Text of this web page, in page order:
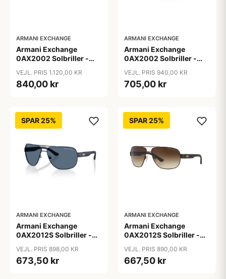
ARMANI EXCHANGE
Armani Exchange
0AX2002 Solbriller -
Polariserede Linser
VEJL. PRIS 1.120,00 KR
840,00 kr
ARMANI EXCHANGE
Armani Exchange
0AX2002 Solbriller -
VEJL. PRIS 940,00 KR
705,00 kr
SPAR 25%
ARMANI EXCHANGE
Armani Exchange
0AX2012S Solbriller -
VEJL. PRIS 898,00 KR
673,50 kr
SPAR 25%
ARMANI EXCHANGE
Armani Exchange
0AX2012S Solbriller -
VEJL. PRIS 890,00 KR
667,50 kr